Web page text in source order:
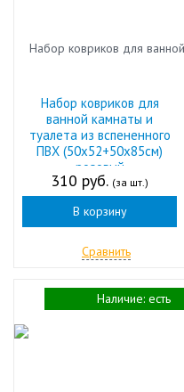
Набор ковриков для
ванной камнаты и
туалета из вспененного
ПВХ (50х52+50х85см)
розовый
310 руб. (за шт.)
В корзину
Сравнить
Наличие: есть